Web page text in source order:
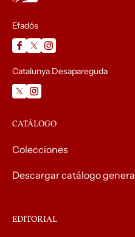
Efadós
Catalunya Desapareguda
CATÁLOGO
Colecciones
Descargar catálogo
EDITORIAL